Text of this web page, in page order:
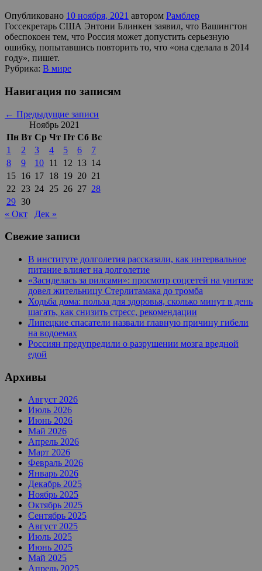
Опубликовано 10 ноября, 2021 автором Рамблер
Госсекретарь США Энтони Блинкен заявил, что Вашингтон
обеспокоен тем, что Россия может допустить серьезную
ошибку, попытавшись повторить то, что «она сделала в 2014
году», пишет.
Рубрика: В мире
Навигация по записям
← Предыдущие записи
Ноябрь 2021
Пн Вт Ср Чт Пт Сб Вс
1
2 3 4 5 6
7
8
9 10 11 12 13 14
15 16 17 18 19 20 21
22
23 24 25 26 27 28
29 30
« Окт
Дек »
Свежие записи
В институте долголетия рассказали, как интервальное
питание влияет на долголетие
«Засиделась за рилсами»: просмотр соцсетей на унитазе
довел жительницу Стерлитамака до тромба
Ходьба дома: польза для здоровья, сколько минут в день
шагать, как снизить стресс, рекомендации
Липецкие спасатели назвали главную причину гибели
на водоемах
Россиян предупредили о разрушении мозга вредной
едой
Архивы
Август 2026
Июль 2026
Июнь 2026
Май 2026
Апрель 2026
Март 2026
Февраль 2026
Январь 2026
Декабрь 2025
Ноябрь 2025
Октябрь 2025
Сентябрь 2025
Август 2025
Июль 2025
Июнь 2025
Май 2025
Апрель 2025